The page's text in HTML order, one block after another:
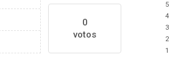
0
votos
5
4
3
2
1